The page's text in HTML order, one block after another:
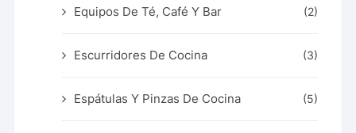
Equipos De Té, Café Y Bar (2)
Escurridores De Cocina (3)
Espátulas Y Pinzas De Cocina (5)